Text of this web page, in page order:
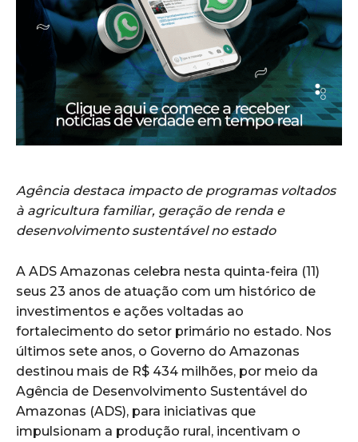
Agência destaca impacto de programas voltados
à agricultura familiar, geração de renda e
desenvolvimento sustentável no estado
A ADS Amazonas celebra nesta quinta-feira (11)
seus 23 anos de atuação com um histórico de
investimentos e ações voltadas ao
fortalecimento do setor primário no estado. Nos
últimos sete anos, o Governo do Amazonas
destinou mais de R$ 434 milhões, por meio da
Agência de Desenvolvimento Sustentável do
Amazonas (ADS), para iniciativas que
impulsionam a produção rural, incentivam o